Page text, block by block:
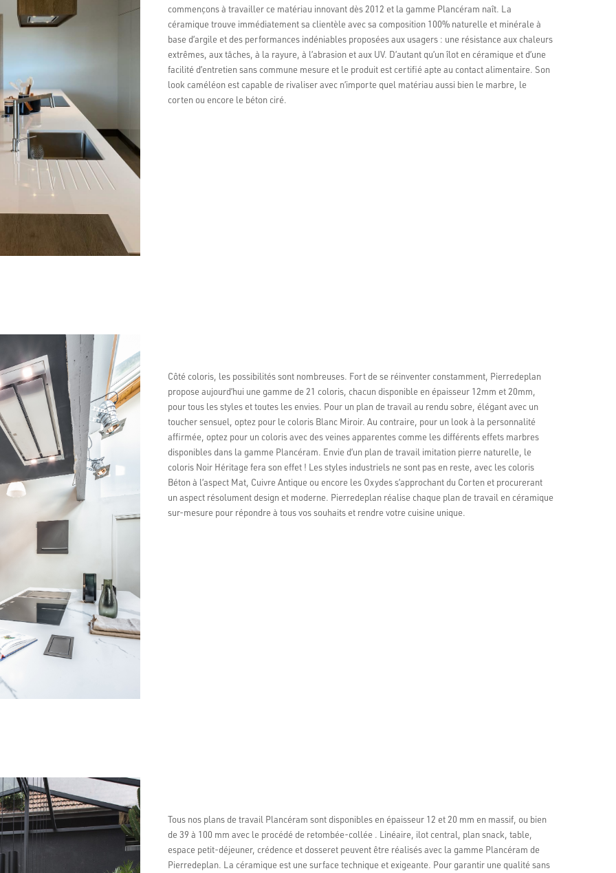
commençons à travailler ce matériau innovant dès 2012 et la gamme Plancéram naît. La
céramique trouve immédiatement sa clientèle avec sa composition 100% naturelle et minérale à
base d’argile et des performances indéniables proposées aux usagers : une résistance aux chaleurs
extrêmes, aux tâches, à la rayure, à l’abrasion et aux UV. D’autant qu’un îlot en céramique et d’une
facilité d’entretien sans commune mesure et le produit est certifié apte au contact alimentaire. Son
look caméléon est capable de rivaliser avec n’importe quel matériau aussi bien le marbre, le
corten ou encore le béton ciré.
Côté coloris, les possibilités sont nombreuses. Fort de se réinventer constamment, Pierredeplan
propose aujourd’hui une gamme de 21 coloris, chacun disponible en épaisseur 12mm et 20mm,
pour tous les styles et toutes les envies. Pour un plan de travail au rendu sobre, élégant avec un
toucher sensuel, optez pour le coloris Blanc Miroir. Au contraire, pour un look à la personnalité
affirmée, optez pour un coloris avec des veines apparentes comme les différents effets marbres
disponibles dans la gamme Plancéram. Envie d’un plan de travail imitation pierre naturelle, le
coloris Noir Héritage fera son effet ! Les styles industriels ne sont pas en reste, avec les coloris
Béton à l’aspect Mat, Cuivre Antique ou encore les Oxydes s’approchant du Corten et procurerant
un aspect résolument design et moderne. Pierredeplan réalise chaque plan de travail en céramique
sur-mesure pour répondre à tous vos souhaits et rendre votre cuisine unique.
Tous nos plans de travail Plancéram sont disponibles en épaisseur 12 et 20 mm en massif, ou bien
de 39 à 100 mm avec le procédé de retombée-collée . Linéaire, ilot central, plan snack, table,
espace petit-déjeuner, crédence et dosseret peuvent être réalisés avec la gamme Plancéram de
Pierredeplan. La céramique est une surface technique et exigeante. Pour garantir une qualité sans